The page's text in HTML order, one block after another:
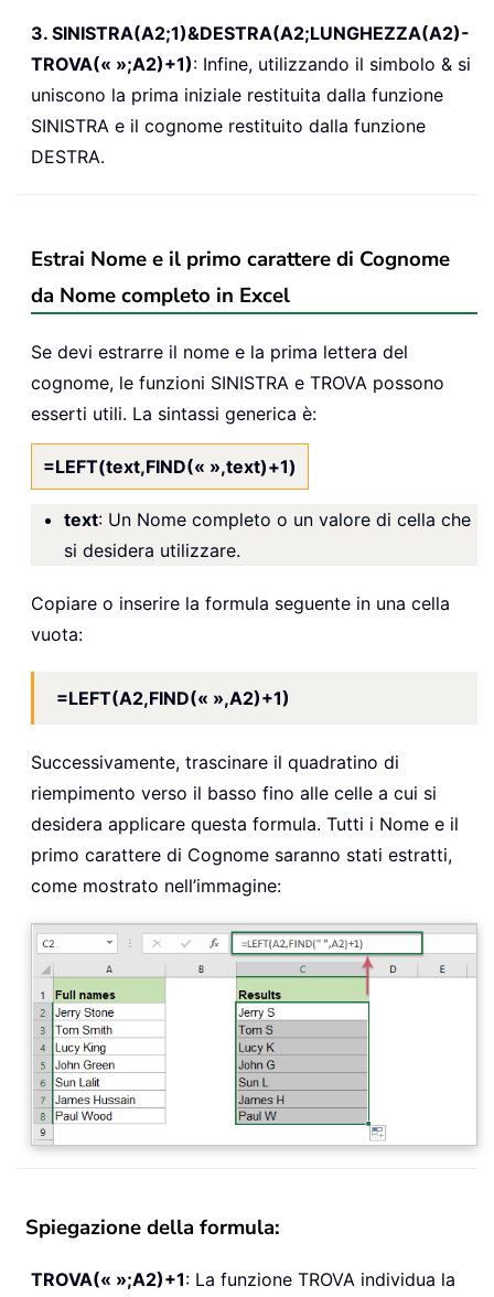
3. SINISTRA(A2;1)&DESTRA(A2;LUNGHEZZA(A2)-
TROVA(« »;A2)+1): Infine, utilizzando il simbolo & si
uniscono la prima iniziale restituita dalla funzione
SINISTRA e il cognome restituito dalla funzione
DESTRA.
Estrai Nome e il primo carattere di Cognome
da Nome completo in Excel
Se devi estrarre il nome e la prima lettera del
cognome, le funzioni SINISTRA e TROVA possono
esserti utili. La sintassi generica è:
=LEFT(text,FIND(« »,text)+1)
text: Un Nome completo o un valore di cella che
si desidera utilizzare.
Copiare o inserire la formula seguente in una cella
vuota:
=LEFT(A2,FIND(« »,A2)+1)
Successivamente, trascinare il quadratino di
riempimento verso il basso fino alle celle a cui si
desidera applicare questa formula. Tutti i Nome e il
primo carattere di Cognome saranno stati estratti,
come mostrato nell’immagine:
Spiegazione della formula:
TROVA(« »;A2)+1: La funzione TROVA individua la